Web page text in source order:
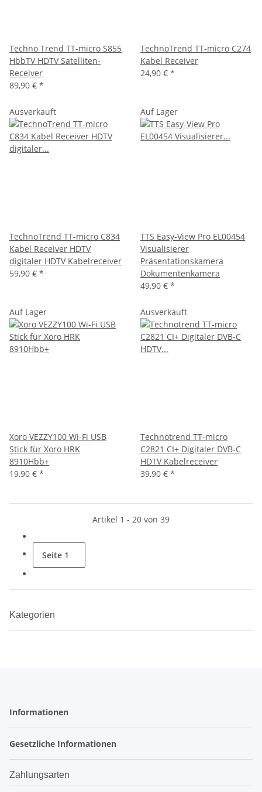
Techno Trend TT-micro S855
HbbTV HDTV Satelliten-
Receiver
89,90 € *
TechnoTrend TT-micro C274
Kabel Receiver
24,90 € *
Ausverkauft
TechnoTrend TT-micro C834
Kabel Receiver HDTV
digitaler HDTV Kabelreceiver
59,90 € *
Auf Lager
TTS Easy-View Pro EL00454
Visualisierer
Präsentationskamera
Dokumentenkamera
49,90 € *
Auf Lager
Xoro VEZZY100 Wi-Fi USB
Stick für Xoro HRK
8910Hbb+
19,90 € *
Ausverkauft
Technotrend TT-micro
C2821 CI+ Digitaler DVB-C
HDTV Kabelreceiver
39,90 € *
Artikel 1 - 20 von 39
Seite 1
Kategorien
Informationen
Gesetzliche Informationen
Zahlungsarten